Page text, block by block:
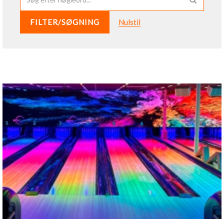
FILTER/SØGNING Nulstil